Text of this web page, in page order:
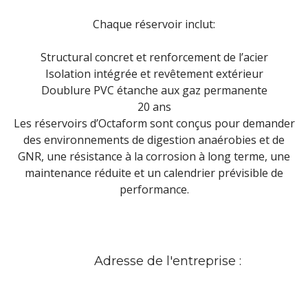
Chaque réservoir inclut:
Structural concret et renforcement de l’acier
Isolation intégrée et revêtement extérieur
Doublure PVC étanche aux gaz permanente
20 ans
Les réservoirs d’Octaform sont conçus pour demander
des environnements de digestion anaérobies et de
GNR, une résistance à la corrosion à long terme, une
maintenance réduite et un calendrier prévisible de
performance.
Adresse de l'entreprise :